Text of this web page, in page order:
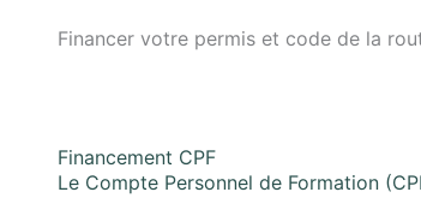
Financer votre permis et code de la
Financement CPF
Le Compte Personnel de Formation